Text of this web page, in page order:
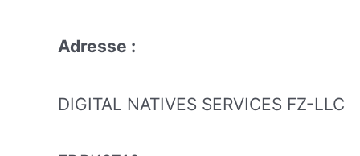
Adresse :
DIGITAL NATIVES SERVICES FZ-LLC